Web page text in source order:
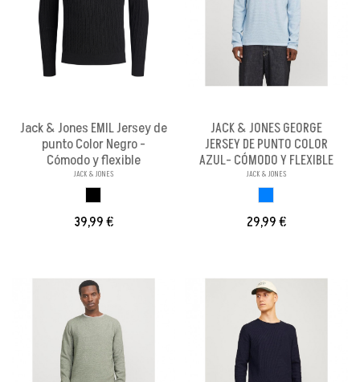
Jack & Jones EMIL Jersey de
punto Color Negro -
Cómodo y flexible
JACK & JONES
39,99 €
JACK & JONES GEORGE
JERSEY DE PUNTO COLOR
AZUL- CÓMODO Y FLEXIBLE
JACK & JONES
29,99 €